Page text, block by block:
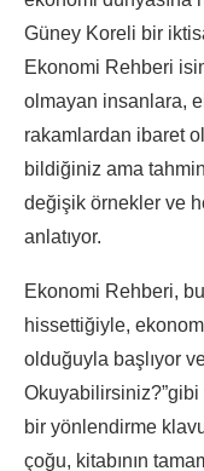
Güney Koreli bir
Ekonomi Rehberi
olmayan insanlara,
rakamlardan ibaret
bildiğiniz ama
değişik örnekler ve
anlatıyor.
Ekonomi Rehberi,
hissettiğiyle,
olduğuyla başlıyor ve
Okuyabilirsiniz?”gibi
bir yönlendirme
çoğu, kitabının